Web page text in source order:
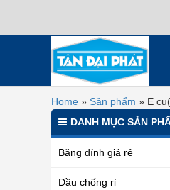
Home » Sản phẩm » E
DANH MỤC SẢN
Băng dính giá rẻ
Dầu chống rỉ